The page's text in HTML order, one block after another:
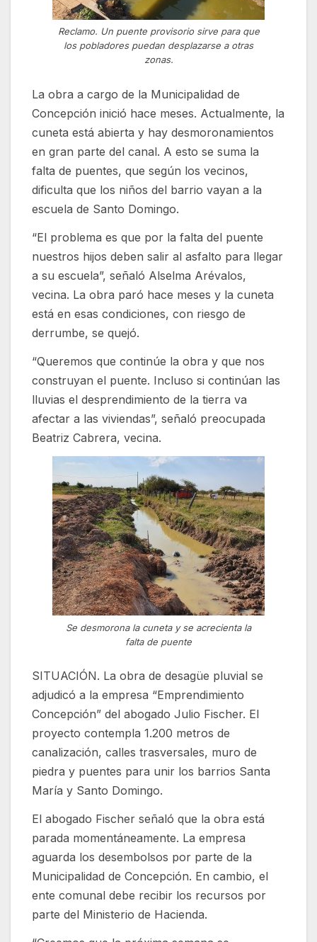
Reclamo. Un puente provisorio sirve para que
los pobladores puedan desplazarse a otras
zonas.
La obra a cargo de la Municipalidad de
Concepción inició hace meses. Actualmente, la
cuneta está abierta y hay desmoronamientos
en gran parte del canal. A esto se suma la
falta de puentes, que según los vecinos,
dificulta que los niños del barrio vayan a la
escuela de Santo Domingo.
“El problema es que por la falta del puente
nuestros hijos deben salir al asfalto para llegar
a su escuela”, señaló Alselma Arévalos,
vecina. La obra paró hace meses y la cuneta
está en esas condiciones, con riesgo de
derrumbe, se quejó.
“Queremos que continúe la obra y que nos
construyan el puente. Incluso si continúan las
lluvias el desprendimiento de la tierra va
afectar a las viviendas”, señaló preocupada
Beatriz Cabrera, vecina.
Se desmorona la cuneta y se acrecienta la
falta de puente
SITUACIÓN. La obra de desagüe pluvial se
adjudicó a la empresa “Emprendimiento
Concepción” del abogado Julio Fischer. El
proyecto contempla 1.200 metros de
canalización, calles trasversales, muro de
piedra y puentes para unir los barrios Santa
María y Santo Domingo.
El abogado Fischer señaló que la obra está
parada momentáneamente. La empresa
aguarda los desembolsos por parte de la
Municipalidad de Concepción. En cambio, el
ente comunal debe recibir los recursos por
parte del Ministerio de Hacienda.